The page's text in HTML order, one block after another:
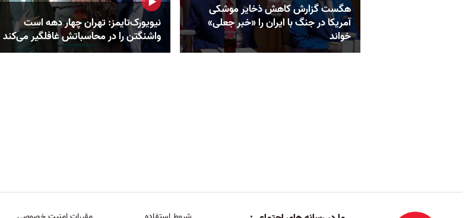
هگست گزارش کاهش ذخایر موشکی
آمریکا در جنگ با ایران را «خبر جعلی»
خواند
نیویورک‌تایمز: تهران چهار دهه است
واشنگتن را در محاسباتش غافلگیر می‌کند